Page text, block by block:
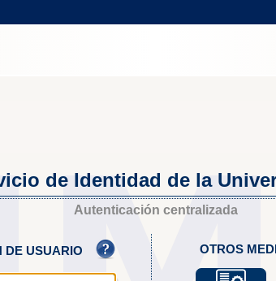
de Identidad de la
Autenticación centralizada
DE USUARIO OTROS